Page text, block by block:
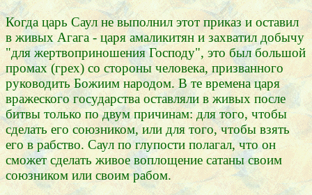
Когда царь Саул не выполнил этот приказ и оставил
в живых Агага - царя амаликитян и захватил добычу
"для жертвоприношения Господу", это был большой
промах (грех) со стороны человека, призванного
руководить Божиим народом. В те времена царя
вражеского государства оставляли в живых после
битвы только по двум причинам: для того, чтобы
сделать его союзником, или для того, чтобы взять
его в рабство. Саул по глупости полагал, что он
сможет сделать живое воплощение сатаны своим
союзником или своим рабом.